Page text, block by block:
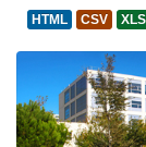
HTML CSV